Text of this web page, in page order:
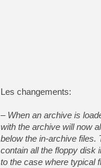
Les changements:
– When an archive is
with the archive will now
below the in-archive files.
contain all the floppy disk
to the case where typical